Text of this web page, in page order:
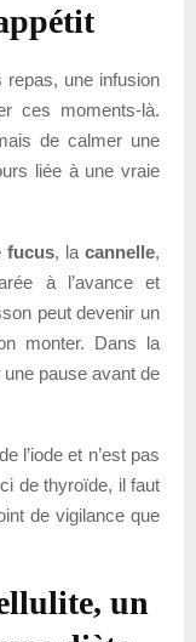
repas, une infusion
ces moments-là.
de calmer une
liée à une vraie
fucus, la cannelle,
à l’avance et
peut devenir un
monter. Dans la
pause avant de
l’iode et n’est pas
de thyroïde, il faut
de vigilance que
un